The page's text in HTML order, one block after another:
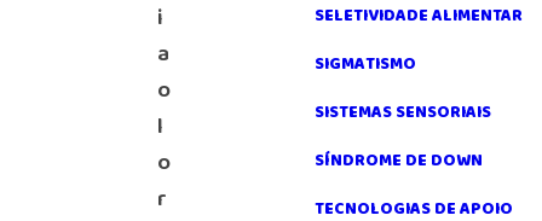
i
a
o
l
o
r
SELETIVIDADE ALIMENTAR
SIGMATISMO
SISTEMAS SENSORIAIS
SÍNDROME DE DOWN
TECNOLOGIAS DE APOIO